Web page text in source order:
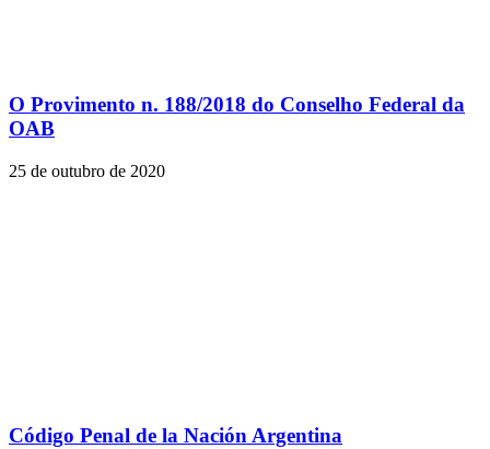
O Provimento n. 188/2018 do Conselho Federal da
OAB
25 de outubro de 2020
Código Penal de la Nación Argentina